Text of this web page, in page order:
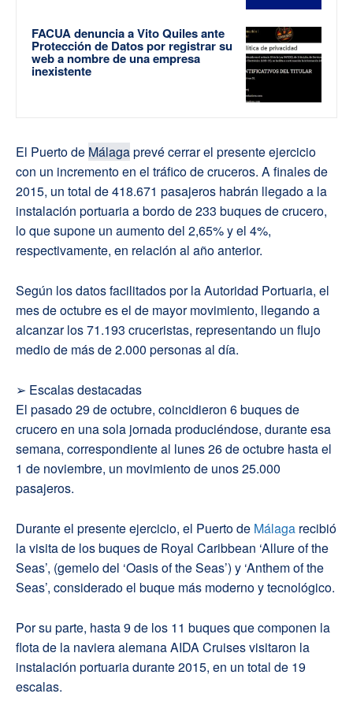
FACUA denuncia a Vito Quiles ante
Protección de Datos por registrar su
web a nombre de una empresa
inexistente
El Puerto de Málagaprevé cerrar el presente ejercicio
con un incremento en el tráfico de cruceros. A finales de
2015, un total de 418.671 pasajeros habrán llegado a la
instalación portuaria a bordo de 233 buques de crucero,
lo que supone un aumento del 2,65% y el 4%,
respectivamente, en relación al año anterior.
Según los datos facilitados por la Autoridad Portuaria, el
mes de octubre es el de mayor movimiento, llegando a
alcanzar los 71.193 cruceristas, representando un flujo
medio de más de 2.000 personas al día.
➢ Escalas destacadas
El pasado 29 de octubre, coincidieron 6 buques de
crucero en una sola jornada produciéndose, durante esa
semana, correspondiente al lunes 26 de octubre hasta el
1 de noviembre, un movimiento de unos 25.000
pasajeros.
Durante el presente ejercicio, el Puerto de Málaga recibió
la visita de los buques de Royal Caribbean ‘Allure of the
Seas’, (gemelo del ‘Oasis of the Seas’) y ‘Anthem of the
Seas’, considerado el buque más moderno y tecnológico.
Por su parte, hasta 9 de los 11 buques que componen la
flota de la naviera alemana AIDA Cruises visitaron la
instalación portuaria durante 2015, en un total de 19
escalas.